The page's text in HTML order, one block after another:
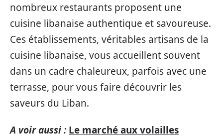
nombreux restaurants proposent une
cuisine libanaise authentique et savoureuse.
Ces établissements, véritables artisans de la
cuisine libanaise, vous accueillent souvent
dans un cadre chaleureux, parfois avec une
terrasse, pour vous faire découvrir les
saveurs du Liban.
A voir aussi : Le marché aux volailles